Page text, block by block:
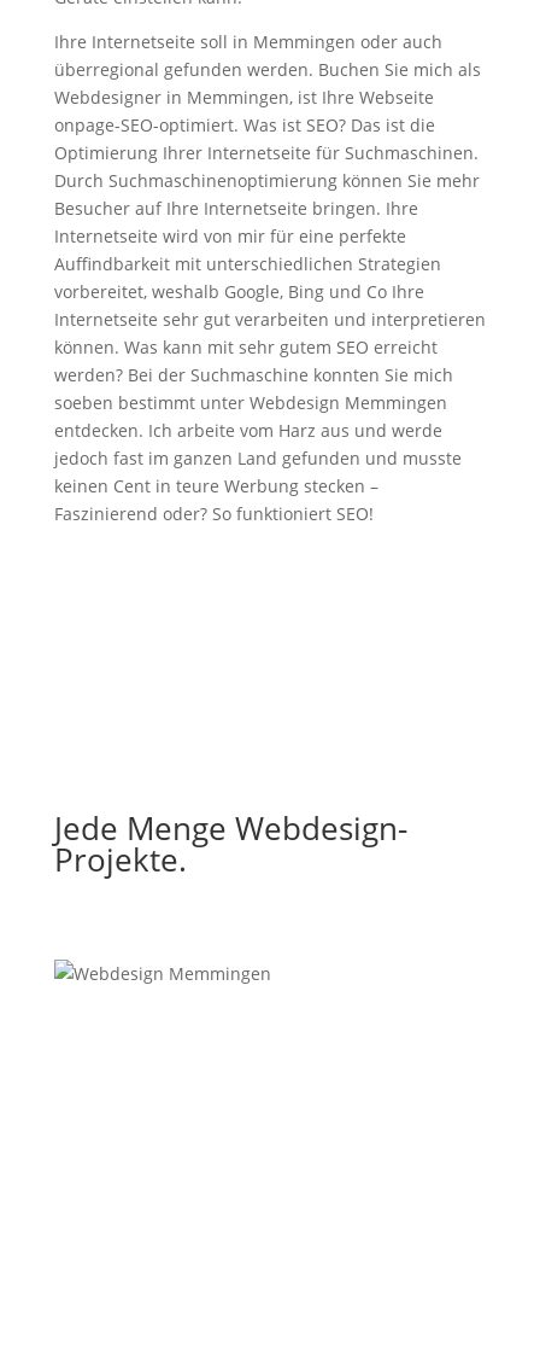
Ihre Internetseite soll in Memmingen oder auch
überregional gefunden werden. Buchen Sie mich als
Webdesigner in Memmingen, ist Ihre Webseite
onpage-SEO-optimiert. Was ist SEO? Das ist die
Optimierung Ihrer Internetseite für Suchmaschinen.
Durch Suchmaschinenoptimierung können Sie mehr
Besucher auf Ihre Internetseite bringen. Ihre
Internetseite wird von mir für eine perfekte
Auffindbarkeit mit unterschiedlichen Strategien
vorbereitet, weshalb Google, Bing und Co Ihre
Internetseite sehr gut verarbeiten und interpretieren
können. Was kann mit sehr gutem SEO erreicht
werden? Bei der Suchmaschine konnten Sie mich
soeben bestimmt unter Webdesign Memmingen
entdecken. Ich arbeite vom Harz aus und werde
jedoch fast im ganzen Land gefunden und musste
keinen Cent in teure Werbung stecken –
Faszinierend oder? So funktioniert SEO!
Jede Menge Webdesign-
Projekte.